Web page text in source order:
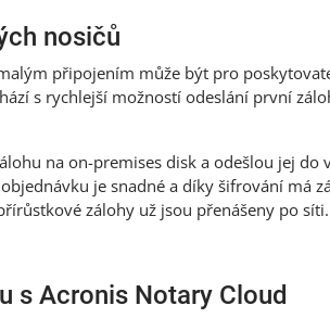
nosičů
připojením může být pro
s rychlejší možností odeslání první
na on-premises disk a odešlou jej do
je snadné a díky šifrování má
zálohy už jsou přenášeny po síti.
s Acronis Notary Cloud